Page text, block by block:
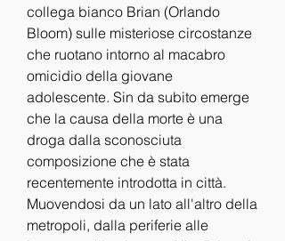
collega bianco Brian (Orlando
Bloom) sulle misteriose circostanze
che ruotano intorno al macabro
omicidio della giovane
adolescente. Sin da subito emerge
che la causa della morte è una
droga dalla sconosciuta
composizione che è stata
recentemente introdotta in città.
Muovendosi da un lato all'altro della
metropoli, dalla periferie alle